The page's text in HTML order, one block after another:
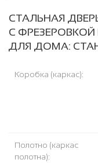
СТАЛЬНАЯ
С
ДЛЯ ДОМА:
Коробка (каркас):
Полотно (каркас
полотна):